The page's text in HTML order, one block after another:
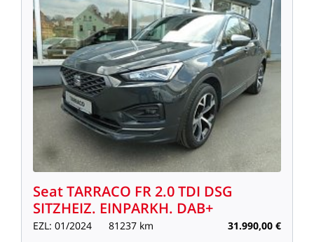
SeatTARRACO FR2.0TDI DSG
SITZHEIZ. EINPARKH. DAB+
EZL: 01/2024 81237 km 31.990,00 €